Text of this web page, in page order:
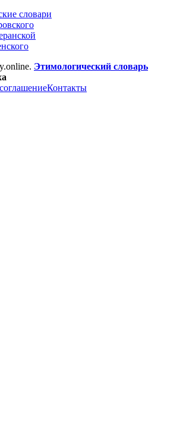
словари
Этимологический словарь
Контакты